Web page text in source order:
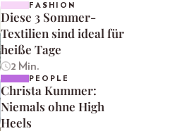
FASHION
Diese 3 Sommer-
Textilien sind ideal für
heiße Tage
2 Min.
PEOPLE
Christa Kummer:
Niemals ohne High
Heels